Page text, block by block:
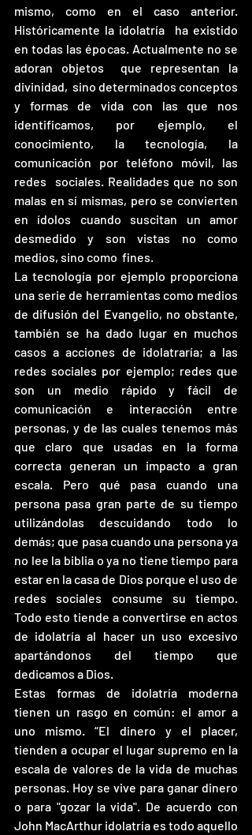
mismo, como en el caso anterior.
Históricamente la idolatría  ha existido
en todas las épocas. Actualmente no se
adoran objetos  que representan la
divinidad,  sino determinados conceptos
y formas de vida con las que nos
identificamos, por ejemplo, el
conocimiento, la tecnología, la
comunicación por teléfono móvil, las
redes  sociales. Realidades que no son
malas en sí mismas, pero se convierten
en ídolos cuando suscitan un amor
desmedido y son vistas no como
medios, sino como  fines.
La tecnología por ejemplo proporciona
una serie de herramientas como medios
de difusión del Evangelio, no obstante,
también se ha dado lugar en muchos
casos a acciones de idolatraría; a las
redes sociales por ejemplo; redes que
son un medio rápido y fácil de
comunicación e interacción entre
personas, y de las cuales tenemos más
que claro que usadas en la forma
correcta generan un impacto a gran
escala. Pero qué pasa cuando una
persona pasa gran parte de su tiempo
utilizándolas descuidando todo lo
demás; que pasa cuando una persona ya
no lee la biblia o ya no tiene tiempo para
estar en la casa de Dios porque el uso de
redes sociales consume su tiempo.
Todo esto tiende a convertirse en actos
de idolatría al hacer un uso excesivo
apartándonos del tiempo que
dedicamos a Dios.
Estas formas de idolatría moderna
tienen un rasgo en común: el amor a
uno mismo. “El dinero y el placer,
tienden a ocupar el lugar supremo en la
escala de valores de la vida de muchas
personas. Hoy se vive para ganar dinero
o para "gozar la vida". De acuerdo con
John MacArthur idolatría es todo aquello